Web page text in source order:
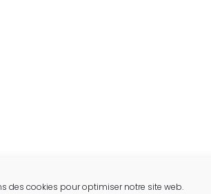
des cookies pour optimiser notre site web.